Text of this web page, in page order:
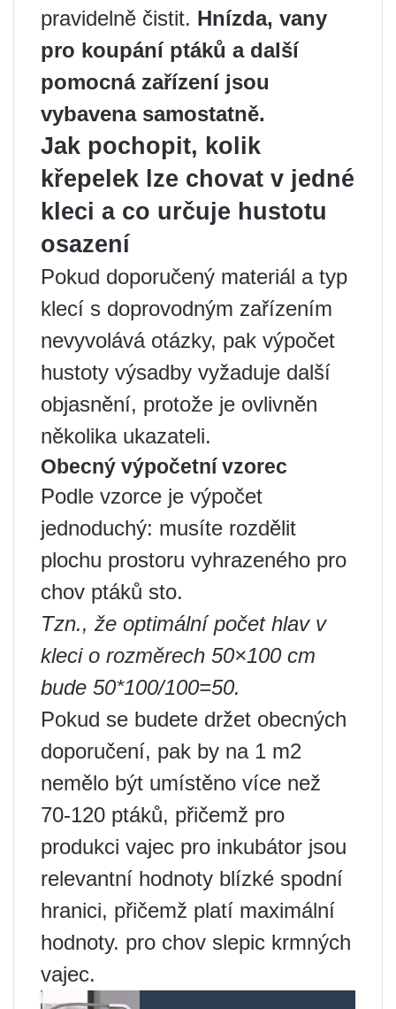
pravidelně čistit. Hnízda, vany
pro koupání ptáků a další
pomocná zařízení jsou
vybavena samostatně.
Jak pochopit, kolik
křepelek lze chovat v jedné
kleci a co určuje hustotu
osazení
Pokud doporučený materiál a typ
klecí s doprovodným zařízením
nevyvolává otázky, pak výpočet
hustoty výsadby vyžaduje další
objasnění, protože je ovlivněn
několika ukazateli.
Obecný výpočetní vzorec
Podle vzorce je výpočet
jednoduchý: musíte rozdělit
plochu prostoru vyhrazeného pro
chov ptáků sto.
Tzn., že optimální počet hlav v
kleci o rozměrech 50×100 cm
bude 50*100/100=50.
Pokud se budete držet obecných
doporučení, pak by na 1 m2
nemělo být umístěno více než
70-120 ptáků, přičemž pro
produkci vajec pro inkubátor jsou
relevantní hodnoty blízké spodní
hranici, přičemž platí maximální
hodnoty. pro chov slepic krmných
vajec.